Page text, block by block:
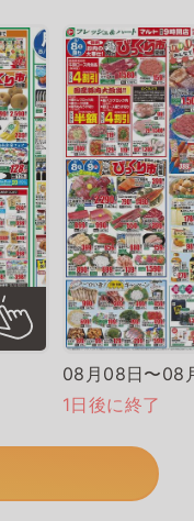
08月08日〜08
1日後に終了